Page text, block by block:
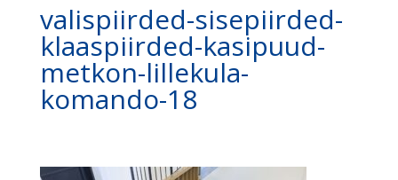
valispiirded-sisepiirded-
klaaspiirded-kasipuud-
metkon-lillekula-
komando-18